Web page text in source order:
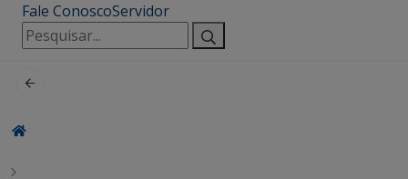
Fale ConoscoServidor
Pesquisar
por: